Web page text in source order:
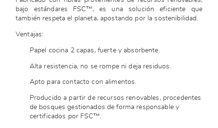
bajo estándares FSC™, es una solución eficiente que
también respeta el planeta, apostando por la sostenibilidad.
Ventajas:
Papel cocina 2 capas, fuerte y absorbente.
Alta resistencia, no se rompe ni deja residuos.
Apto para contacto con alimentos.
Producido a partir de recursos renovables, procedentes
de bosques gestionados de forma responsable y
certificados por FSC™.